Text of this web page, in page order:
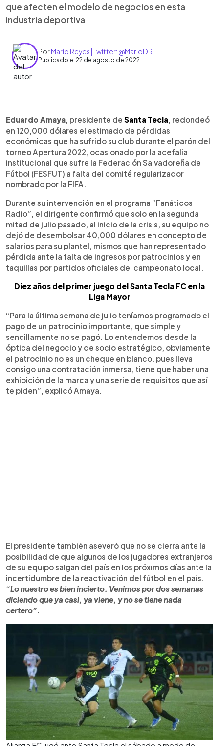
que afecten el modelo de negocios en esta
industria deportiva
PorMario Reyes | Twitter: @MarioDR
Publicado el 22 de agosto de 2022
► Escuchar artículo
Eduardo Amaya , presidente de Santa Tecla , redondeó
en 120,000 dólares el estimado de pérdidas
económicas que ha sufrido su club durante el parón del
torneo Apertura 2022, ocasionado por la acefalia
institucional que sufre la Federación Salvadoreña de
Fútbol (FESFUT) a falta del comité regularizador
nombrado por la FIFA.
Durante su intervención en el programa “Fanáticos
Radio”, el dirigente confirmó que solo en la segunda
mitad de julio pasado, al inicio de la crisis, su equipo no
dejó de desembolsar 40,000 dólares en concepto de
salarios para su plantel, mismos que han representado
pérdida ante la falta de ingresos por patrocinios y en
taquillas por partidos oficiales del campeonato local.
Diez años del primer juego del Santa Tecla FC en la
Liga Mayor
“Para la última semana de julio teníamos programado el
pago de un patrocinio importante, que simple y
sencillamente no se pagó. Lo entendemos desde la
óptica del negocio y de socio estratégico, obviamente
el patrocinio no es un cheque en blanco, pues lleva
consigo una contratación inmersa, tiene que haber una
exhibición de la marca y una serie de requisitos que así
te piden”, explicó Amaya.
El presidente también aseveró que no se cierra ante la
posibilidad de que algunos de los jugadores extranjeros
de su equipo salgan del país en los próximos días ante la
incertidumbre de la reactivación del fútbol en el país.
“Lo nuestro es bien incierto. Venimos por dos semanas
diciendo que ya casi, ya viene, y no se tiene nada
certero”.